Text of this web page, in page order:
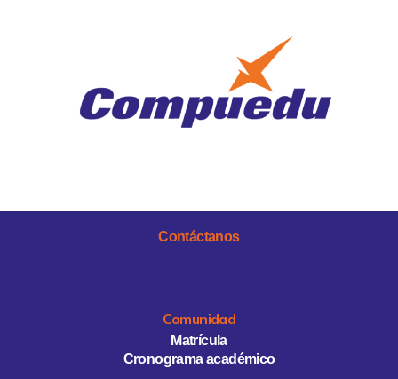
Contáctanos
Comunidad
Matrícula
Cronograma académico